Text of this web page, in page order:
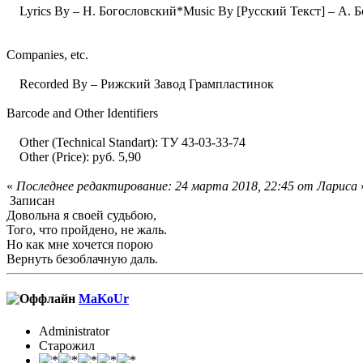
Lyrics By – Н. Богословский*Music By [Русский Текст] – А.
Companies, etc.
Recorded By – Рижский Завод Грампластинок
Barcode and Other Identifiers
Other (Technical Standart): ТУ 43-03-33-74
Other (Price): руб. 5,90
« Последнее редактирование: 24 марта 2018, 22:45 от Лариса
Записан
Довольна я своей судьбою,
Того, что пройдено, не жаль.
Но как мне хочется порою
Вернуть безоблачную даль.
MaKoUr
Administrator
Старожил